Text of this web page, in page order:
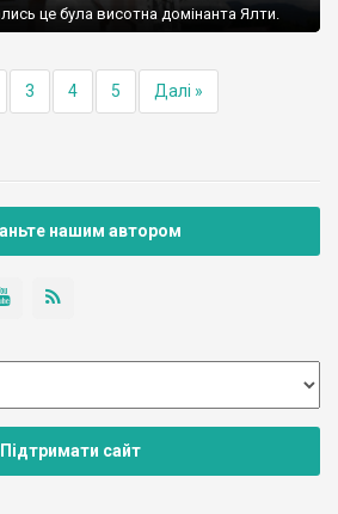
це була висотна домінанта Ялти.
3 4 5 Далі »
нашим автором
Підтримати сайт